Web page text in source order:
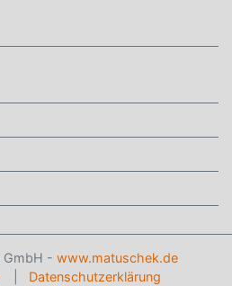
- www.matuschek.de
Datenschutzerklärung